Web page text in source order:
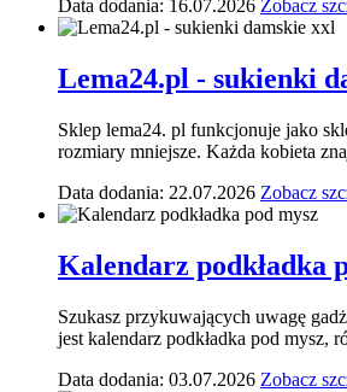
Data dodania: 16.07.2026 Zobacz
Lema24.pl - sukienki
Sklep lema24. pl funkcjonuje jako
rozmiary mniejsze. Każda kobieta
Data dodania: 22.07.2026 Zobacz
Kalendarz podkładka
Szukasz przykuwających uwagę
jest kalendarz podkładka pod mysz,
Data dodania: 03.07.2026 Zobacz